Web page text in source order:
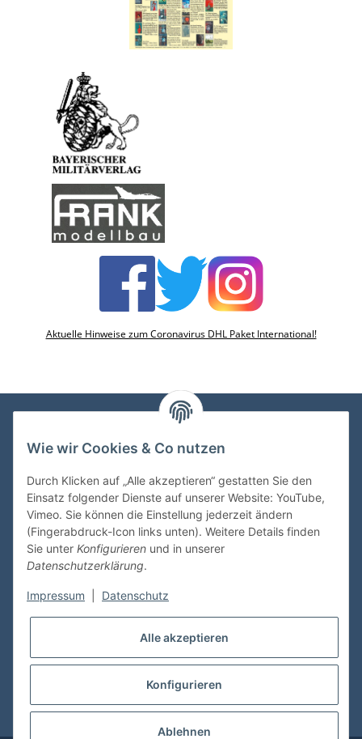
Aktuelle Hinweise zum Coronavirus DHL Paket International!
VDMedien24.de
Kasernenstraße 6-10
66482 Zweibrücken
Tel. 06332 72710
eMail: heinz.nickel@vdmedien.de
Shop Service
* Alle Preise inkl. gesetzlicher USt., zzgl.Versand
Wie wir Cookies & Co nutzen
Durch Klicken auf „Alle akzeptieren“ gestatten Sie den
Einsatz folgender Dienste auf unserer Website: YouTube,
Vimeo. Sie können die Einstellung jederzeit ändern
(Fingerabdruck-Icon links unten). Weitere Details finden
Sie unter Konfigurieren und in unserer
Datenschutzerklärung.
Impressum Datenschutz
Alle akzeptieren
Konfigurieren
Ablehnen